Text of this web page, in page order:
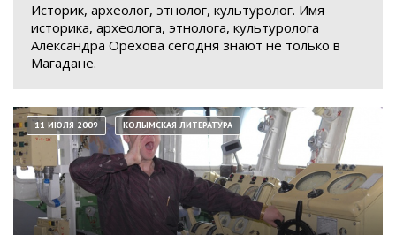
Историк, археолог, этнолог, культуролог. Имя
историка, археолога, этнолога, культуролога
Александра Орехова сегодня знают не только в
Магадане.
11 ИЮЛЯ 2009 КОЛЫМСКАЯ ЛИТЕРАТУРА